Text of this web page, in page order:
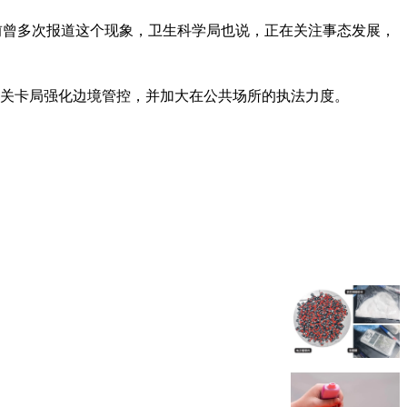
多次报道这个现象，卫生科学局也说，正在关注事态发展，
局强化边境管控，并加大在公共场所的执法力度。